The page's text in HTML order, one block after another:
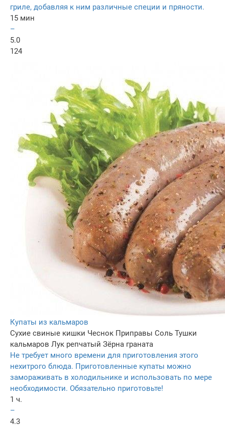
гриле, добавляя к ним различные специи и пряности.
15 мин
–
5.0
124
Купаты из кальмаров
Сухие свиные кишки Чеснок Приправы Соль Тушки
кальмаров Лук репчатый Зёрна граната
Не требует много времени для приготовления этого
нехитрого блюда. Приготовленные купаты можно
замораживать в холодильнике и использовать по мере
необходимости. Обязательно приготовьте!
1 ч.
–
4.3